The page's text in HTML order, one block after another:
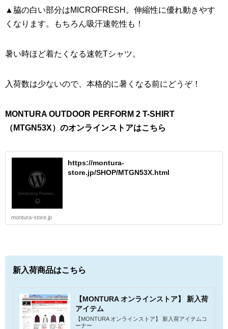
▲脇の白い部分はMICROFRESH。伸縮性に優れ動きやす
くなります。もちろん吸汗速乾性も！
暑い時ほど着たくなる速乾Tシャツ。
入荷数は少ないので、本格的に暑くなる前にどうぞ！
MONTURA OUTDOOR PERFORM 2 T-SHIRT
（MTGN53X）のオンラインストアはこちら
https://montura-
store.jp/SHOP/MTGN53X.html
montura-store.jp
新入荷商品はこちら
【MONTURA オンラインストア】 新入荷
アイテム
【MONTURA オンラインストア】 新入荷アイテムコ
ーナー